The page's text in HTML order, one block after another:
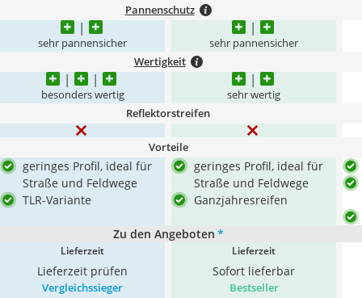
Pannenschutz
sehr pannensicher sehr pannensicher
Wertigkeit
besonders wertig sehr wertig
Reflektorstreifen
Vorteile
geringes Profil, ideal für
Straße und Feldwege
TLR-Variante
geringes Profil, ideal für
Straße und Feldwege
Ganzjahresreifen
Zu den Angeboten *
Lieferzeit
Lieferzeit prüfen
Lieferzeit
Sofort lieferbar
Vergleichssieger Bestseller